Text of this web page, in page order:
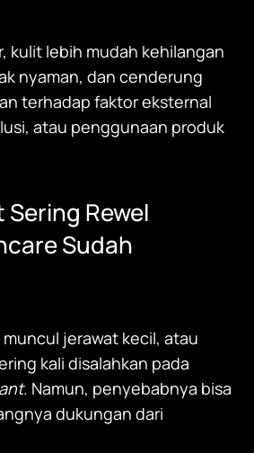
, kulit lebih mudah kehilangan
nyaman, dan cenderung
terhadap faktor eksternal
atau penggunaan produk
Sering Rewel
Sudah
jerawat kecil, atau
kali disalahkan pada
. Namun, penyebabnya bisa
dukungan dari